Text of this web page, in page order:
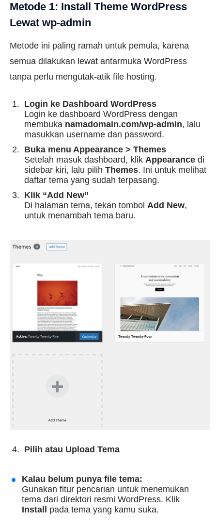
Metode 1: Install Theme WordPress
Lewat wp-admin
Metode ini paling ramah untuk pemula, karena
semua dilakukan lewat antarmuka WordPress
tanpa perlu mengutak-atik file hosting.
Login ke Dashboard WordPress
Login ke dashboard WordPress dengan
membuka namadomain.com/wp-admin, lalu
masukkan username dan password.
Buka menu Appearance > Themes
Setelah masuk dashboard, klik Appearance di
sidebar kiri, lalu pilih Themes. Ini untuk melihat
daftar tema yang sudah terpasang.
Klik “Add New”
Di halaman tema, tekan tombol Add New,
untuk menambah tema baru.
Pilih atau Upload Tema
Kalau belum punya file tema:
Gunakan fitur pencarian untuk menemukan
tema dari direktori resmi WordPress. Klik
Install
pada tema yang kamu suka.